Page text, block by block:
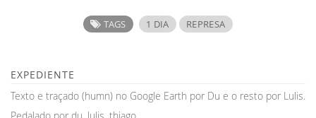
TAGS 1 DIA REPRESA
EXPEDIENTE
Texto e traçado (humn) no Google Earth por Du e o resto por Lulis.